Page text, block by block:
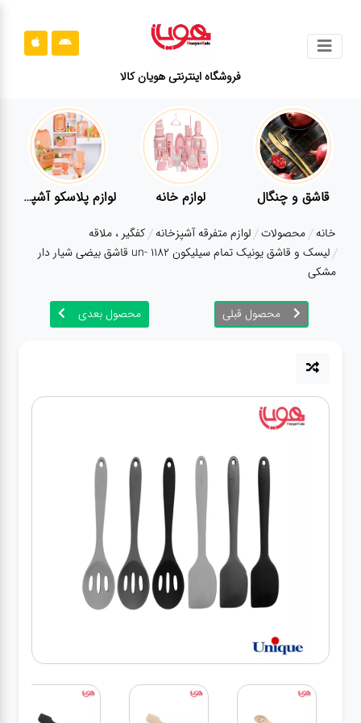
فروشگاه اینترنتی هویان کالا
محصولات
قوانین
سایت
ارتباط
درباره
لوازم برقی
مراقبت شخصی
سرویس های
چینی زرین
قاشق و چنگال
لوازم خانه
لوازم پلاسکو
آشپزخانه
قاشق و چنگال لوازم خانه لوازم پلاسکو آشپزخانه
خانه محصولات لوازم متفرقه آشپزخانه کفگیر ، ملاقه
لیسک و قاشق یونیک تمام سیلیکون un- 1182 قاشق بیضی شیار دار
مشکی
محصول قبلی محصول بعدی